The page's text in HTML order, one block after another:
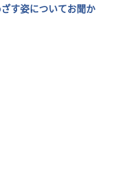
す姿についてお聞か